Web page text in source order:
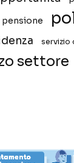
pensione
servizio
settore